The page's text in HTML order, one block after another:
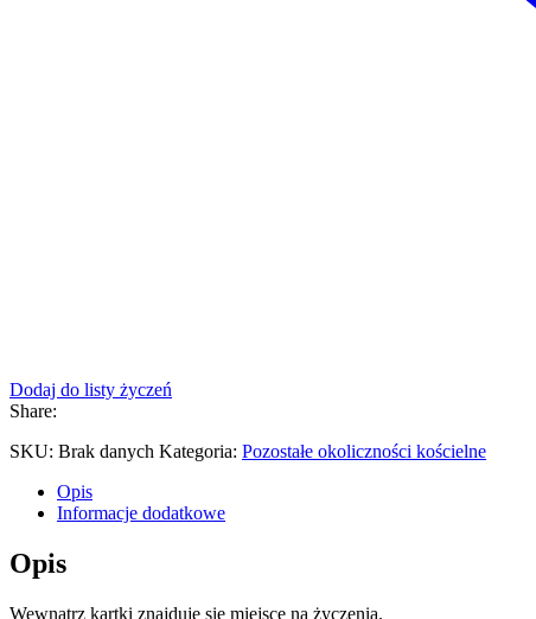
Dodaj do listy życzeń
Share:
SKU: Brak danych Kategoria: Pozostałe okoliczności kościelne
Opis
Informacje dodatkowe
Opis
Wewnątrz kartki znajduje się miejsce na życzenia.